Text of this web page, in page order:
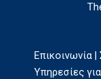
Επικοινωνία
Υπηρεσίες